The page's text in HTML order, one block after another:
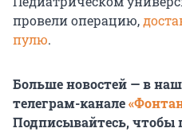
провели операцию,
пулю.
Больше новостей — в
телеграм-канале
Подписывайтесь, чтобы